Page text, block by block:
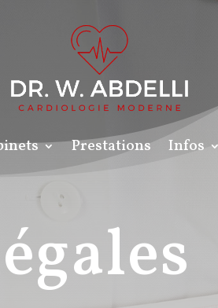
Prestations Infos